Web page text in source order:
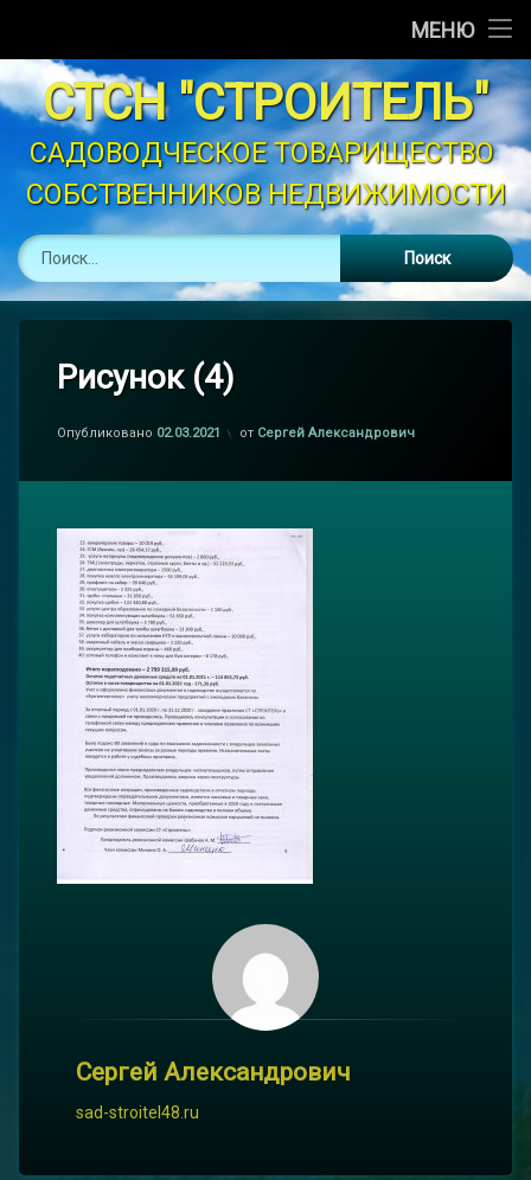
МЕНЮ
Новости
Объявления
График Полива
Устав
Законодательство
Перейти
к
содержимому
СТСН "СТРОИТЕЛЬ"
САДОВОДЧЕСКОЕ ТОВАРИЩЕСТВО
СОБСТВЕННИКОВ НЕДВИЖИМОСТИ
Рисунок (4)
Опубликовано 02.03.2021 от Сергей Александрович
Сергей Александрович
sad-stroitel48.ru